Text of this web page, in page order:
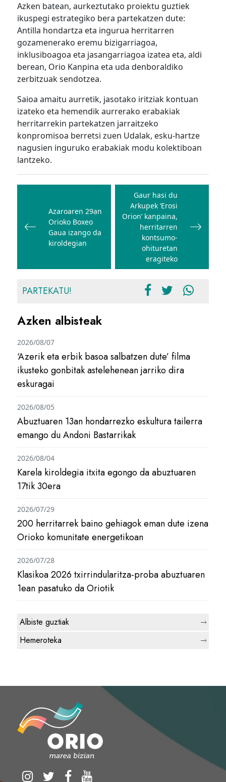
Azken batean, aurkeztutako proiektu guztiek
ikuspegi estrategiko bera partekatzen dute:
Antilla hondartza eta ingurua herritarren
gozamenerako eremu bizigarriagoa,
inklusiboagoa eta jasangarriagoa izatea eta, aldi
berean, Orio Kanpina eta uda denboraldiko
zerbitzuak sendotzea.
Saioa amaitu aurretik, jasotako iritziak kontuan
izateko eta hemendik aurrerako erabakiak
herritarrekin partekatzen jarraitzeko
konpromisoa berretsi zuen Udalak, esku-hartze
nagusien inguruko erabakiak modu kolektiboan
lantzeko.
Bidalketetan
nabigatuAzaroaren 29an
Orioko Boxeo
Gaua izango da
kiroldegian
Gaur hasi du
Arkupek ‘Erosi
Orion’ kanpaina,
herritarren
kontsumo-
ohituretan
eragiteko
PARTEKATU!
Azken albisteak
‘Azerik eta erbik basoa salbatzen dute’ filma
ikusteko gonbitak astelehenean jarriko dira
eskuragai
2026/08/07
Abuztuaren 13an hondarrezko eskultura tailerra
emango du Andoni Bastarrikak
2026/08/05
Karela kiroldegia itxita egongo da abuztuaren
17tik 30era
2026/08/04
200 herritarrek baino gehiagok eman dute izena
Orioko komunitate energetikoan
2026/07/29
Klasikoa 2026 txirrindularitza-proba abuztuaren
1ean pasatuko da Oriotik
2026/07/28
Albiste guztiak
Hemeroteka